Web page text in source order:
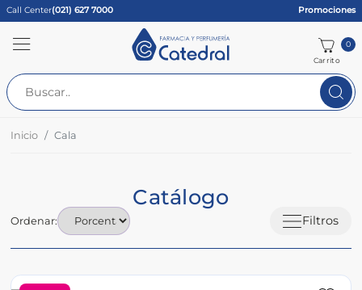
Call Center(021) 627 7000 Promociones
Carrito
0
Inicio Cala
Catálogo
Filtros
Ordenar: